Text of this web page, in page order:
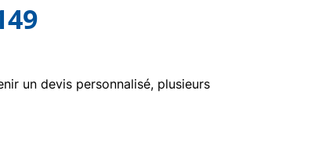
un devis personnalisé, plusieurs